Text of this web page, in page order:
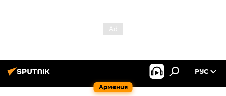
Армения
РУС